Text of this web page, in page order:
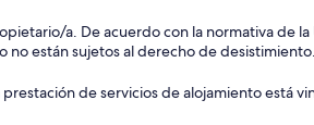
a. De acuerdo con la normativa de la
no están sujetos al derecho de desistimiento.
de servicios de alojamiento está